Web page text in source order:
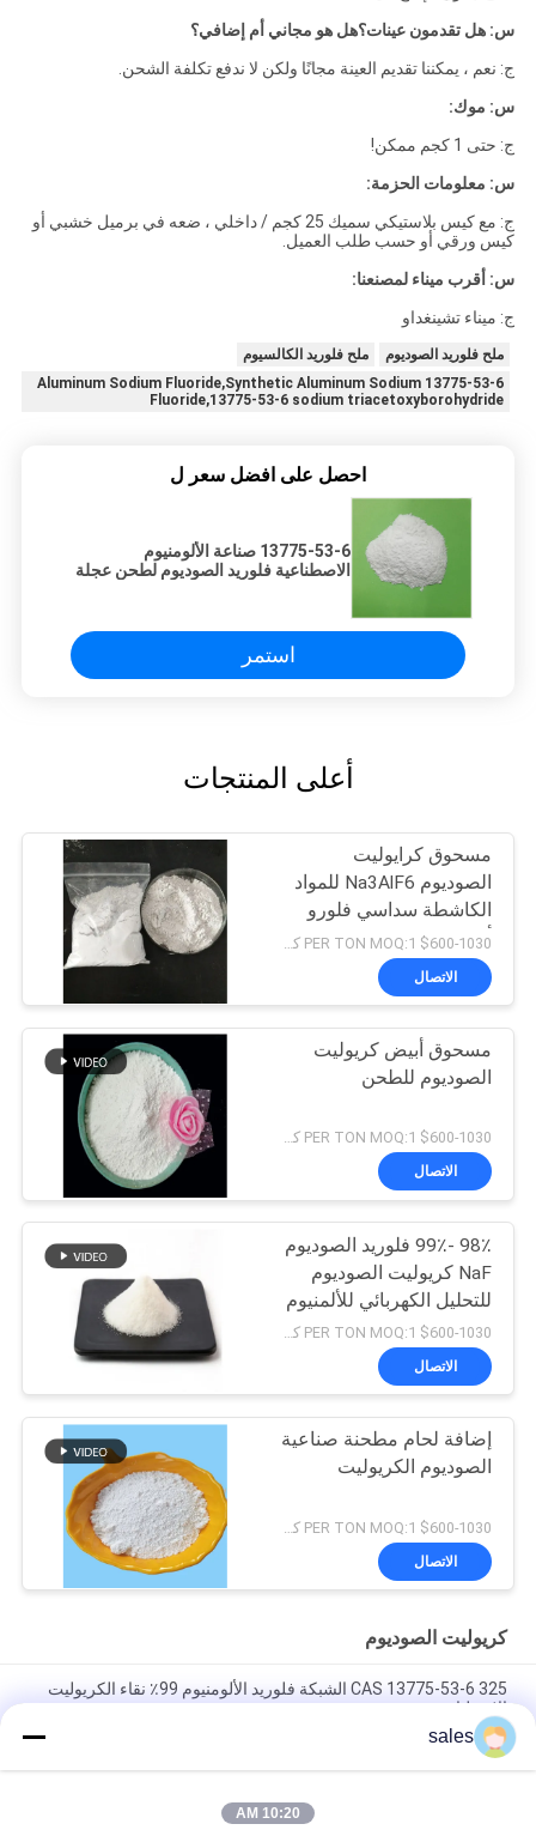
س: هل تقدمون عينات؟هل هو مجاني أم إضافي؟
ج: نعم ، يمكننا تقديم العينة مجانًا ولكن لا ندفع تكلفة الشحن.
س: موك:
ج: حتى 1 كجم ممكن!
س: معلومات الحزمة:
ج: مع كيس بلاستيكي سميك 25 كجم / داخلي ، ضعه في برميل خشبي أو
كيس ورقي أو حسب طلب العميل.
س: أقرب ميناء لمصنعنا:
ج: ميناء تشينغداو
ملح فلوريد الصوديوم
ملح فلوريد الكالسيوم
13775-53-6 Aluminum Sodium Fluoride,Synthetic Aluminum Sodium
Fluoride,13775-53-6 sodium triacetoxyborohydride
احصل على افضل سعر ل
13775-53-6 صناعة الألومنيوم
الاصطناعية فلوريد الصوديوم لطحن عجلة
استمر
أعلى المنتجات
مسحوق كرايوليت
الصوديوم Na3AlF6 للمواد
الكاشطة سداسي فلورو
ألومينات الصوديوم
$600-1030 PER TON MOQ:1 كجم
الاتصال
مسحوق أبيض كريوليت
الصوديوم للطحن
$600-1030 PER TON MOQ:1 كجم
الاتصال
98٪ -99٪ فلوريد الصوديوم
NaF كريوليت الصوديوم
للتحليل الكهربائي للألمنيوم
$600-1030 PER TON MOQ:1 كجم
الاتصال
إضافة لحام مطحنة صناعية
الصوديوم الكريوليت
$600-1030 PER TON MOQ:1 كجم
الاتصال
كريوليت الصوديوم
CAS 13775-53-6 325 الشبكة فلوريد الألومنيوم 99٪ نقاء الكريوليت
الاصطناعي
الصناعي
الوزن الجزيئي 209.94 الصوديوم الكريوليت المركب الكيميائي غير قابل
sales
10:20 AM